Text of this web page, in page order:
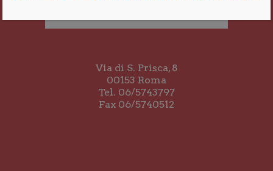
Via di S. Prisca, 8
00153 Roma
Tel. 06/5743797
Fax 06/5740512